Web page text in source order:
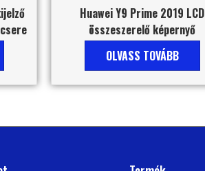
Huawei Y9 Prime 2019 LCD
összeszerelő képernyő
OLVASS TOVÁBB